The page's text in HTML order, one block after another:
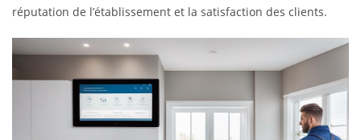
réputation de l’établissement et la satisfaction des clients.